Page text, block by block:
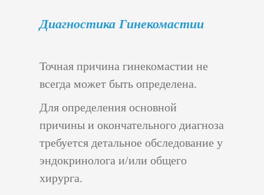
ДиагноСтика Гинекомастии
Точная причина гинекомастии не
всегда может быть определена.
Для определения основной
причины и окончательного диагноза
требуется детальное обследование у
эндокринолога и/или общего
хирурга.